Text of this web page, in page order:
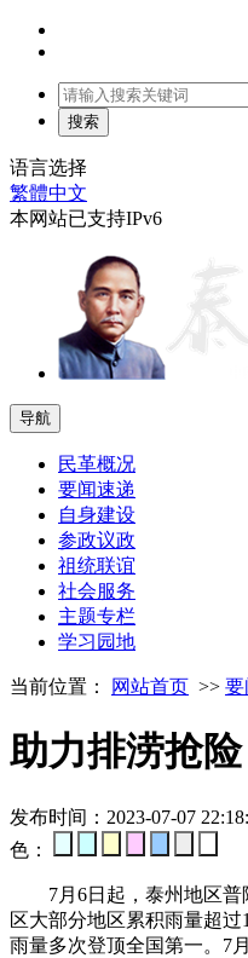
语言选择
繁體中文
本网站已支持IPv6
导航
民革概况
要闻速递
自身建设
参政议政
祖统联谊
社会服务
主题专栏
学习园地
当前位置： 网站首页 >> 要
助力排涝抢
发布时间：2023-07-07
色：
7月6日起，泰州地区
区大部分地区累积雨量超
雨量多次登顶全国第一。7